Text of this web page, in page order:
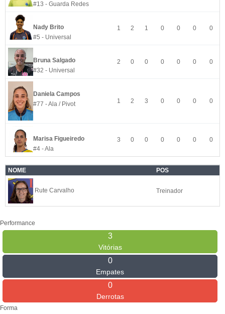
#13 - Guarda Redes
Nady Brito
#5 - Universal
1 2 1 0 0 0 0
Bruna Salgado
#32 - Universal
2 0 0 0 0 0 0
Daniela Campos
#77 - Ala / Pivot
1 2 3 0 0 0 0
Marisa Figueiredo
#4 - Ala
3 0 0 0 0 0 0
NOME POS
Rute Carvalho Treinador
Performance
3
Vitórias
0
Empates
0
Derrotas
Forma